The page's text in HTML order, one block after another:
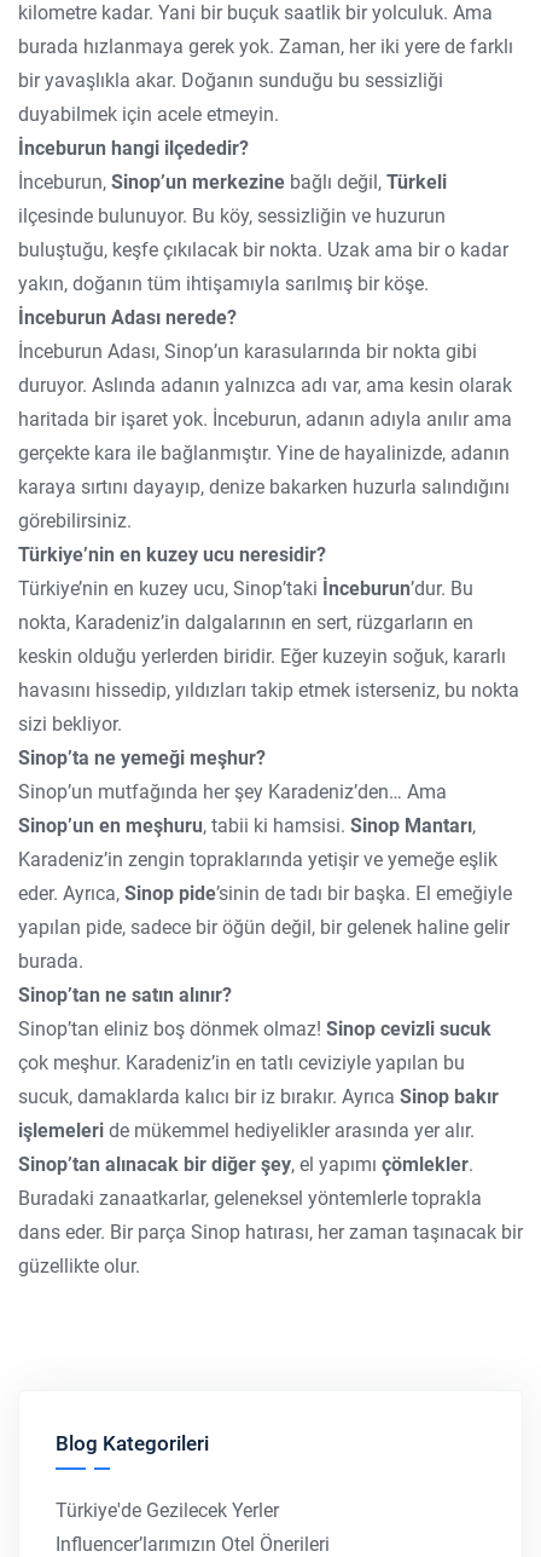
kilometre kadar. Yani bir buçuk saatlik bir yolculuk. Ama
burada hızlanmaya gerek yok. Zaman, her iki yere de farklı
bir yavaşlıkla akar. Doğanın sunduğu bu sessizliği
duyabilmek için acele etmeyin.
İnceburun hangi ilçededir?
İnceburun, Sinop’un merkezine bağlı değil, Türkeli
ilçesinde bulunuyor. Bu köy, sessizliğin ve huzurun
buluştuğu, keşfe çıkılacak bir nokta. Uzak ama bir o kadar
yakın, doğanın tüm ihtişamıyla sarılmış bir köşe.
İnceburun Adası nerede?
İnceburun Adası, Sinop’un karasularında bir nokta gibi
duruyor. Aslında adanın yalnızca adı var, ama kesin olarak
haritada bir işaret yok. İnceburun, adanın adıyla anılır ama
gerçekte kara ile bağlanmıştır. Yine de hayalinizde, adanın
karaya sırtını dayayıp, denize bakarken huzurla salındığını
görebilirsiniz.
Türkiye’nin en kuzey ucu neresidir?
Türkiye’nin en kuzey ucu, Sinop’taki İnceburun’dur. Bu
nokta, Karadeniz’in dalgalarının en sert, rüzgarların en
keskin olduğu yerlerden biridir. Eğer kuzeyin soğuk, kararlı
havasını hissedip, yıldızları takip etmek isterseniz, bu nokta
sizi bekliyor.
Sinop’ta ne yemeği meşhur?
Sinop’un mutfağında her şey Karadeniz’den… Ama
Sinop’un en meşhuru, tabii ki hamsisi. Sinop Mantarı,
Karadeniz’in zengin topraklarında yetişir ve yemeğe eşlik
eder. Ayrıca, Sinop pide’sinin de tadı bir başka. El emeğiyle
yapılan pide, sadece bir öğün değil, bir gelenek haline gelir
burada.
Sinop’tan ne satın alınır?
Sinop’tan eliniz boş dönmek olmaz! Sinop cevizli sucuk
çok meşhur. Karadeniz’in en tatlı ceviziyle yapılan bu
sucuk, damaklarda kalıcı bir iz bırakır. Ayrıca Sinop bakır
işlemeleri de mükemmel hediyelikler arasında yer alır.
Sinop’tan alınacak bir diğer şey, el yapımı çömlekler.
Buradaki zanaatkarlar, geleneksel yöntemlerle toprakla
dans eder. Bir parça Sinop hatırası, her zaman taşınacak bir
güzellikte olur.
Blog Kategorileri
Türkiye'de Gezilecek Yerler
Influencer’larımızın Otel Önerileri